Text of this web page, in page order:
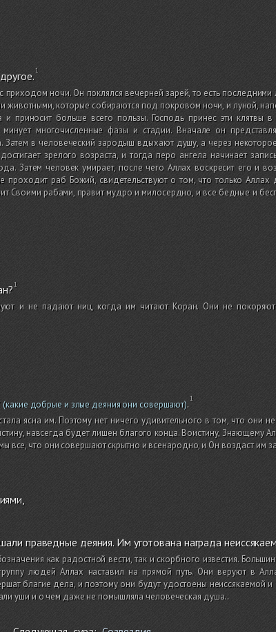
приходом ночи. Он поклялся вечерней зарей, то есть
животными, которые собираются под покровом ночи, и луной,
приносит больше всего пользы. Господь принес эти клятвы
многочисленные фазы и стадии. Вначале он
Затем в человеческий зародыш вдыхают душу, а через
зрелого возраста, и тогда перо ангела начинает
Затем человек умирает, после чего Аллах воскресит его и
проходит раб Божий, свидетельствуют о том, что только
Своими рабами, правит мудро и милосердно, и все бедные и
и не падают ниц, когда им читают Коран. Они не
(какие добрые и злые деяния они совершают).
ясна им. Поэтому нет ничего удивительного в том, что они
навсегда будет лишен благого конца. Воистину, Знающему
все, что они совершают скрытно и всенародно, и Он воздаст им
праведные деяния. Им уготована награда
как радостной вести, так и скорбного известия.
людей Аллах наставил на прямой путь. Они веруют в
благие дела, и поэтому они будут удостоены неиссякаемой
уши и о чем даже не помышляла человеческая душа..